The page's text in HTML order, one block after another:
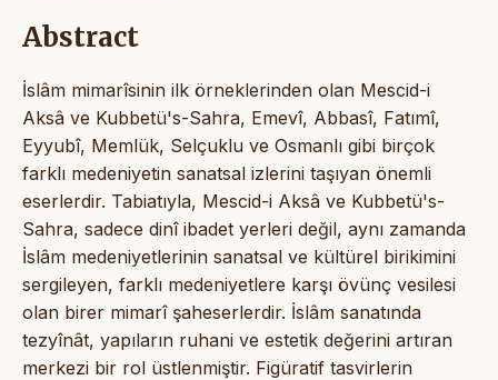
Abstract
İslâm mimarîsinin ilk örneklerinden olan Mescid-i
Aksâ ve Kubbetü's-Sahra, Emevî, Abbasî, Fatımî,
Eyyubî, Memlük, Selçuklu ve Osmanlı gibi birçok
farklı medeniyetin sanatsal izlerini taşıyan önemli
eserlerdir. Tabiatıyla, Mescid-i Aksâ ve Kubbetü's-
Sahra, sadece dinî ibadet yerleri değil, aynı zamanda
İslâm medeniyetlerinin sanatsal ve kültürel birikimini
sergileyen, farklı medeniyetlere karşı övünç vesilesi
olan birer mimarî şaheserlerdir. İslâm sanatında
tezyînât, yapıların ruhani ve estetik değerini artıran
merkezi bir rol üstlenmiştir. Figüratif tasvirlerin